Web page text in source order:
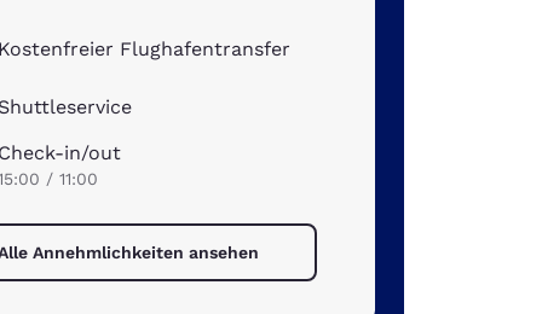
Kostenfreier Flughafentransfer
Shuttleservice
Check-in/out
/ 11:00
Annehmlichkeiten ansehen